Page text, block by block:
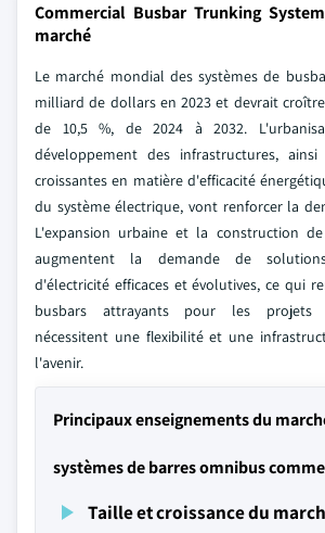
Commercial Busbar Trunking
marché
Le marché mondial des systèmes de
milliard de dollars en 2023 et devrait
de 10,5 %, de 2024 à 2032.
développement des infrastructures,
croissantes en matière d'efficacité
du système électrique, vont renforcer la
L'expansion urbaine et la construction
augmentent la demande de
d'électricité efficaces et évolutives, ce qui
busbars attrayants pour les projets
nécessitent une flexibilité et une
l'avenir.
Principaux enseignements du
systèmes de barres omnibus
Taille et croissance du